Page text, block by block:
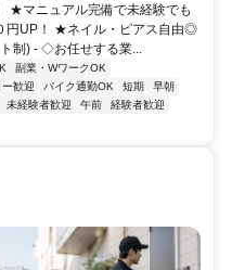
★マニュアル完備で未経験でも
円UP！ ★ネイル・ピアス自由◎
制) - ◇お任せする業...
副業・WワークOK
歓迎 バイク通勤OK 短期
早朝
未経験者歓迎 午前
経験者歓迎